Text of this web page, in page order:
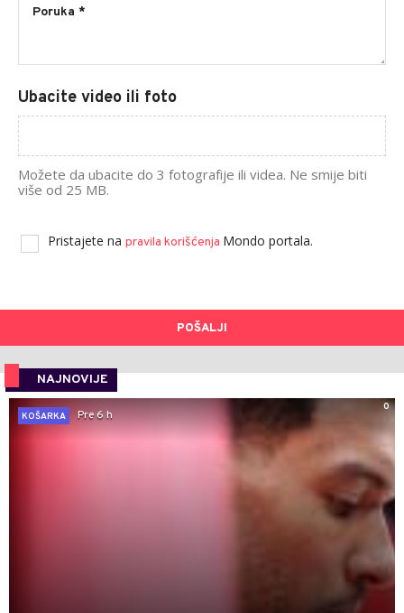
Ubacite video ili foto
Možete da ubacite do 3 fotografije ili videa. Ne smije biti
više od 25 MB.
Pristajete na pravila korišćenja Mondo portala.
POŠALJI
NAJNOVIJE
0
KOŠARKA
Pre 6 h